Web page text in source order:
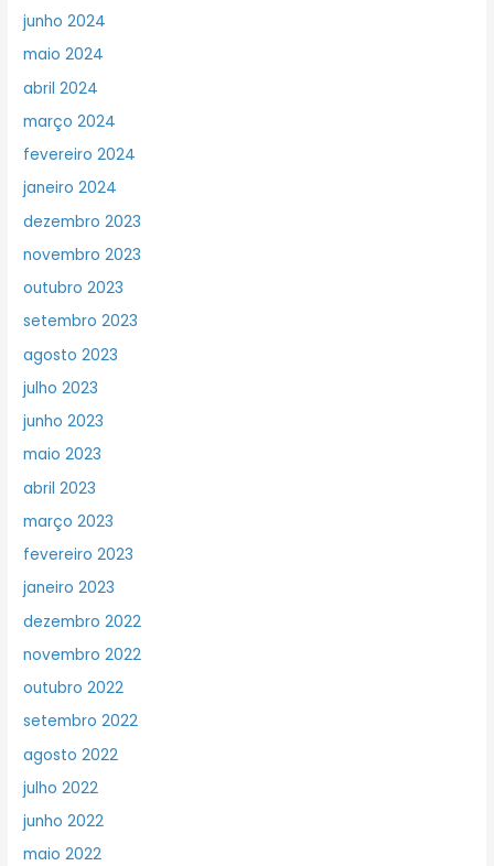
junho 2024
maio 2024
abril 2024
março 2024
fevereiro 2024
janeiro 2024
dezembro 2023
novembro 2023
outubro 2023
setembro 2023
agosto 2023
julho 2023
junho 2023
maio 2023
abril 2023
março 2023
fevereiro 2023
janeiro 2023
dezembro 2022
novembro 2022
outubro 2022
setembro 2022
agosto 2022
julho 2022
junho 2022
maio 2022